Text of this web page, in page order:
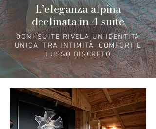
L’eleganza alpina
declinata in 4 suite
OGNI SUITE RIVELA UN'IDENTITÀ
UNICA, TRA INTIMITÀ, COMFORT E
LUSSO DISCRETO